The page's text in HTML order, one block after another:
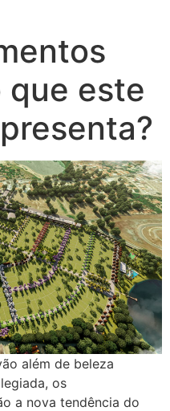
que este
além de beleza
os
a nova tendência do